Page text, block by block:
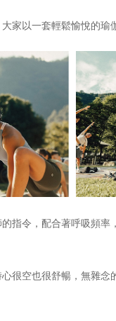
家以一套輕鬆愉悅的瑜
指令，配合著呼吸頻率
很空也很舒暢，無雜念